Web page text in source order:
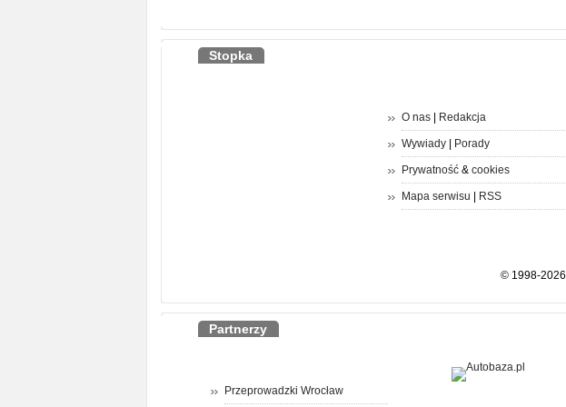
Stopka
O nas| Redakcja
Wywiady| Porady
Prywatność& cookies
Mapa serwisu RSS
© 1998-2026
Partnerzy
Przeprowadzki Wrocław